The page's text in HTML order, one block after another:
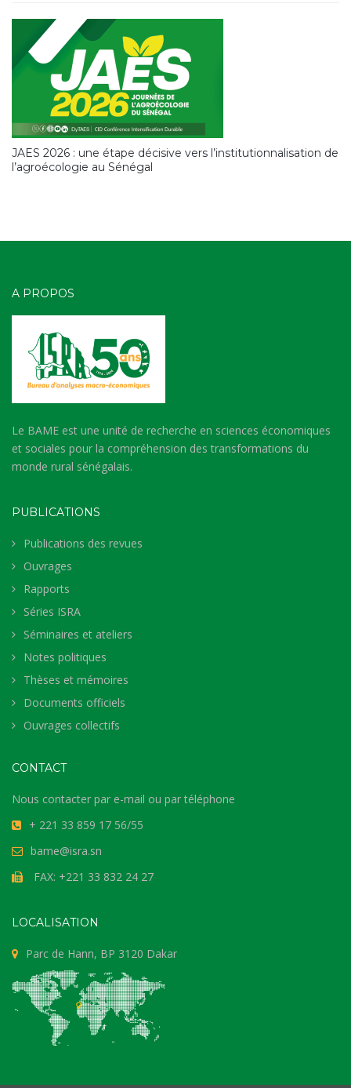
JAES 2026 : une étape décisive vers l’institutionnalisation de
l’agroécologie au Sénégal
A PROPOS
Le BAME est une unité de recherche en sciences économiques
et sociales pour la compréhension des transformations du
monde rural sénégalais.
PUBLICATIONS
Publications des revues
Ouvrages
Rapports
Séries ISRA
Séminaires et ateliers
Notes politiques
Thèses et mémoires
Documents officiels
Ouvrages collectifs
CONTACT
Nous contacter par e-mail ou par téléphone
+ 221 33 859 17 56/55
bame@isra.sn
FAX: +221 33 832 24 27
LOCALISATION
Parc de Hann, BP 3120 Dakar